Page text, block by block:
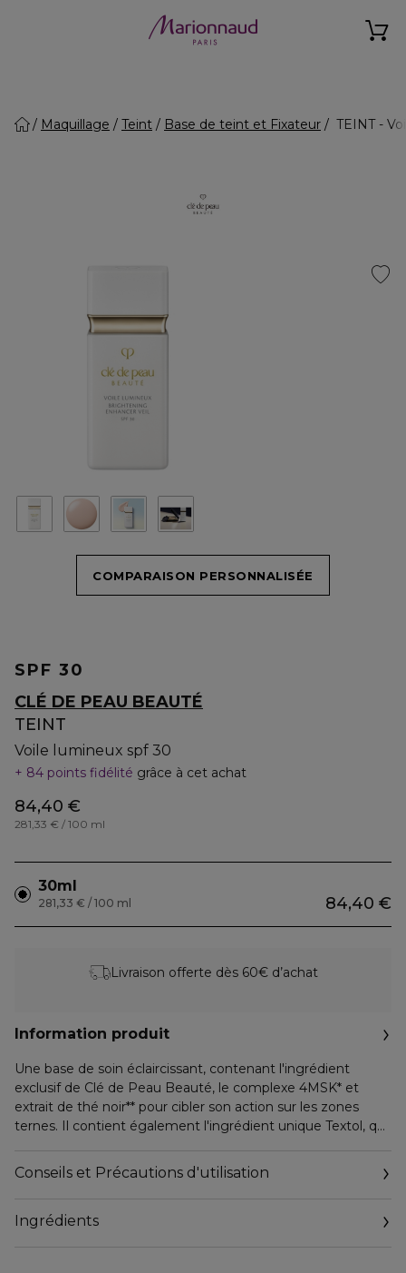
Maquillage Teint Base de teint et Fixateur TEINT -
COMPARAISON PERSONNALISÉE
SPF 30
CLÉ DE PEAU BEAUTÉ
TEINT
Voile lumineux spf 30
84 points fidélité grâce à cet achat
84,40 €
281,33 € / 100 ml
30ml
84,40 €
281,33 € / 100 ml
Livraison offerte dès 60€ d’achat
Information produit
Une base de soin éclaircissant, contenant l'ingrédient
exclusif de Clé de Peau Beauté, le complexe 4MSK* et
extrait de thé noir** pour cibler son action sur les zones
ternes. Il contient également l'ingrédient unique Textol, qui
maximal.
peau à retrouver sa douceur et sa souplesse. Une formule
Conseils et Précautions d'utilisation
Ingrédients